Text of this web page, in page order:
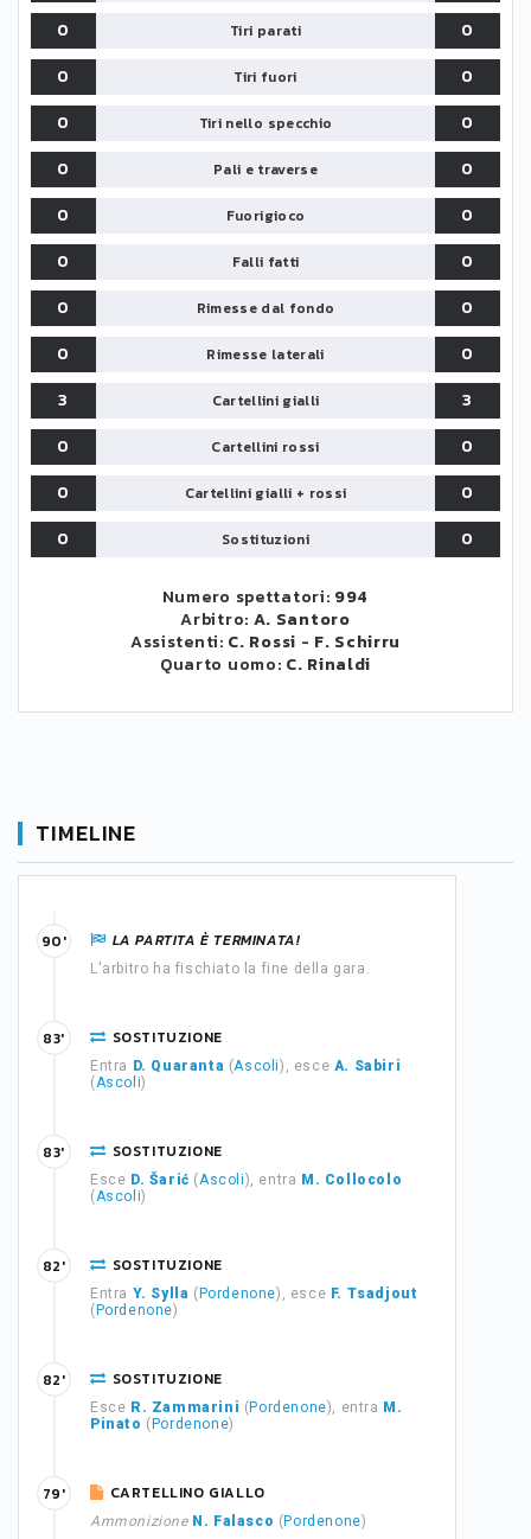
0 Tiri parati
0
0
Tiri fuori
0
0
Tiri nello specchio
0
0
Pali e traverse
0
0
Fuorigioco
0
0
Falli fatti
0
0
Rimesse dal fondo
0
0
Rimesse laterali
0
3
Cartellini gialli
3
0
Cartellini rossi
0
0
Cartellini gialli + rossi
0
0
Sostituzioni 0
Numero spettatori: 994
Arbitro: A. Santoro
Assistenti: C. Rossi - F. Schirru
Quarto uomo: C. Rinaldi
TIMELINE
LA PARTITA È TERMINATA!
L'arbitro ha fischiato la fine della gara.
90'
SOSTITUZIONE
Entra D. Quaranta (Ascoli), esce A. Sabiri
(Ascoli)
83'
SOSTITUZIONE
Esce D. Šarić (Ascoli), entra M. Collocolo
(Ascoli)
83'
SOSTITUZIONE
Entra Y. Sylla ( Pordenone), esce F. Tsadjout
( Pordenone)
82'
SOSTITUZIONE
Esce R. Zammarini ( Pordenone), entra M.
Pinato ( Pordenone)
82'
CARTELLINO GIALLO
Ammonizione N. Falasco ( Pordenone)
79'